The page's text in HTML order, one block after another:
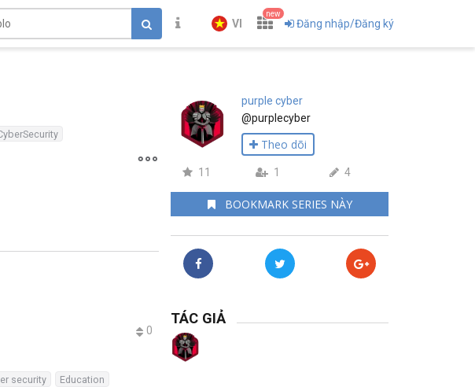
VI
new
Đăng nhập/Đăng ký
0
security Education
purple cyber
@purplecyber
Theo dõi
11 1 4
BOOKMARK SERIES NÀY
TÁC GIẢ